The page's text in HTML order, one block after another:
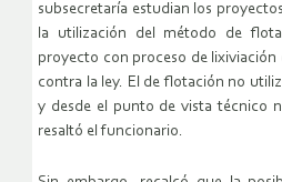
subsecretaría estudian los
la utilización del método de
proyecto con proceso de lixiviación
contra la ley. El de flotación no
y desde el punto de vista técnico
resaltó el funcionario.